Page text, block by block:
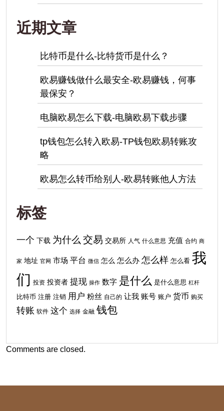
近期文章
比特币是什么-比特货币是什么？
欧易赚钱做什么最安全-欧易赚钱，何事
最保安？
电脑欧易怎么下载-电脑欧易下载步骤
tp钱包怎么转入欧易-TP钱包欧易转账攻
略
欧易怎么转币给别人-欧易转账他人方法
标签
一个 下载 为什么 交易 交易所 人气 什么意思 充值 合约 商
家 地址 官网 市场 平台 微信 怎么 怎么办 怎么样 怎么看 我
们 投资 投资者 提现 操作 数字 是什么 是什么意思 杠杆
比特币 注册 注销 用户 粉丝 自己的 让我 账号 账户 货币 购买
转账 软件 这个 选择 金融 钱包
Comments are closed.